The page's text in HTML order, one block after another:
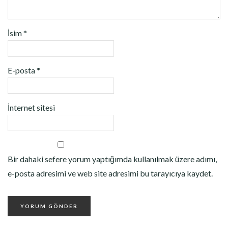
İsim*
E-posta*
İnternet sitesi
Bir dahaki sefere yorum yaptığımda kullanılmak üzere adımı,
e-posta adresimi ve web site adresimi bu tarayıcıya kaydet.